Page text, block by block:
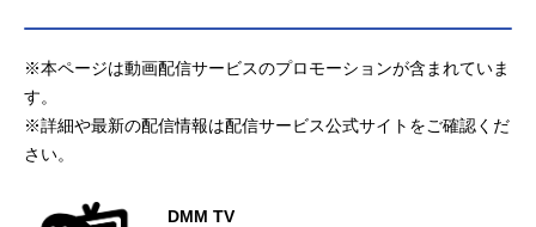
※本ページは動画配信サービスのプロモーションが含まれていま
す。
※詳細や最新の配信情報は配信サービス公式サイトをご確認くだ
さい。
DMM TV